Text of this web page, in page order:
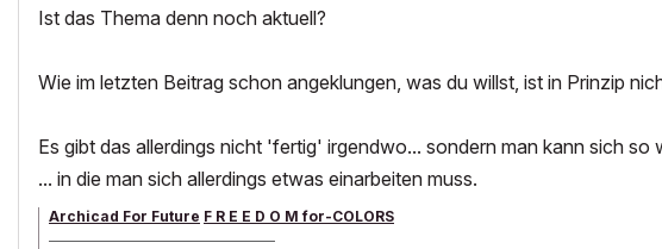
Ist das Thema denn noch aktuell?
Wie im letzten Beitrag schon angeklungen, was du willst, ist in Prinzip
Es gibt das allerdings nicht 'fertig' irgendwo... sondern man kann sich
... in die man sich allerdings etwas einarbeiten muss.
Archicad For Future F R E E D O M for-COLORS